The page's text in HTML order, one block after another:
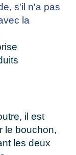
s'il n'a pas
la
il est
le bouchon,
les deux